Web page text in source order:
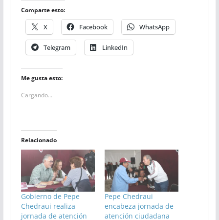
Comparte esto:
X Facebook WhatsApp
Telegram LinkedIn
Me gusta esto:
Cargando...
Relacionado
Gobierno de Pepe
Chedraui realiza
jornada de atención
Pepe Chedraui
encabeza jornada de
atención ciudadana